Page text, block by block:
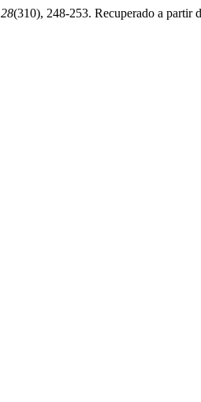
28(310), 248-253. Recuperado a partir